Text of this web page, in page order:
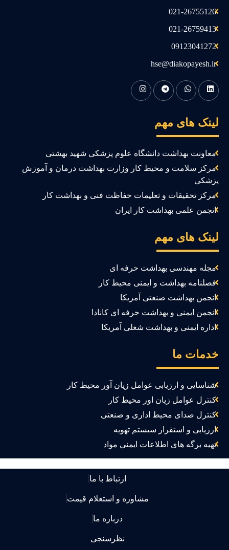
021-26755126
021-26759413
09123041272
hse@diakopayesh.ir
های مهم
معاونت بهداشت دانشگاه علوم پزشکی شهید بهشتی
مرکز سلامت و محیط کار وزارت بهداشت درمان و آموزش
مرکز تحقیقات و تعلیمات حفاظت فنی و بهداشت کار
انجمن علمی بهداشت کار ایران
های مهم
مجله مهندسی بهداشت حرفه ای
فصلنامه بهداشت و ایمنی محیط کار
انجمن بهداشت صنعتی آمریکا
انجمن ایمنی و بهداشت حرفه ای کانادا
اداره ایمنی و بهداشت شغلی آمریکا
ما
شناسایی و ارزیابی عوامل زیان آور محیط کار
کنترل عوامل زیان اور محیط کار
کنترل صدای محیط اداری و صنعتی
ارزیابی و استقرار سیستم تهویه
تهیه برگه های اطلاعات ایمنی مواد
ارتباط با ما
مشاوره و استعلام قیمت
درباره ما
نظرسنجی